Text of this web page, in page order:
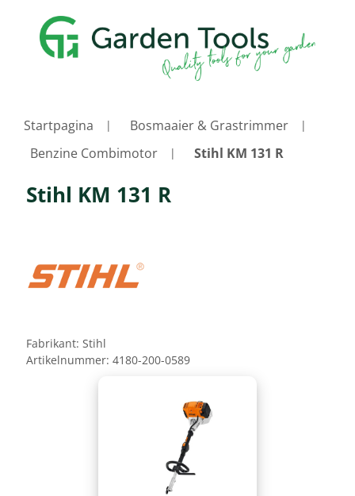
Startpagina
Bosmaaier & Grastrimmer
Benzine Combimotor
Stihl KM 131 R
Stihl KM 131 R
Fabrikant: Stihl
Artikelnummer: 4180-200-0589